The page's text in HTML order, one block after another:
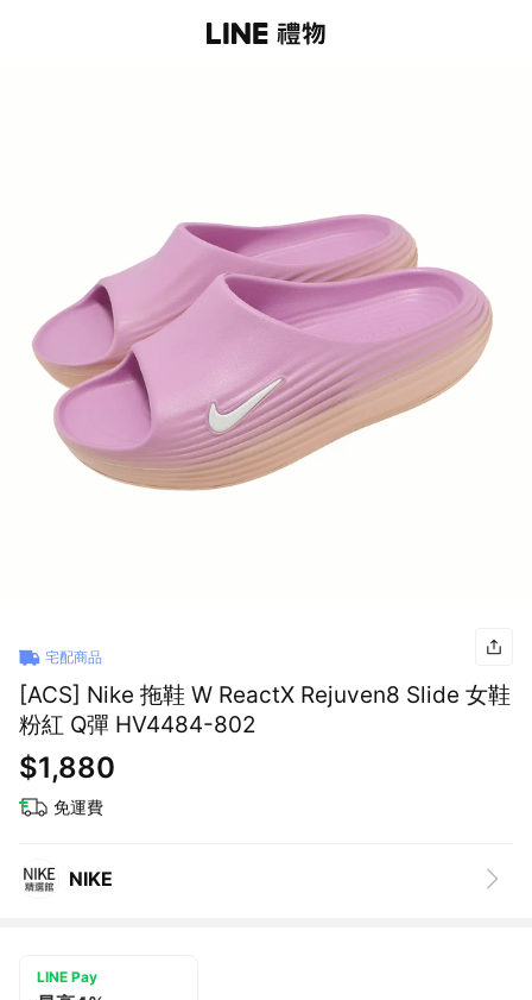
宅配商品
[ACS] Nike 拖鞋 W ReactX Rejuven8 Slide 女鞋
粉紅 Q彈 HV4484-802
$1,880
免運費
NIKE
LINE Pay